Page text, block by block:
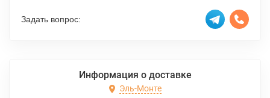
Задать вопрос:
Информация о доставке
Эль-Монте